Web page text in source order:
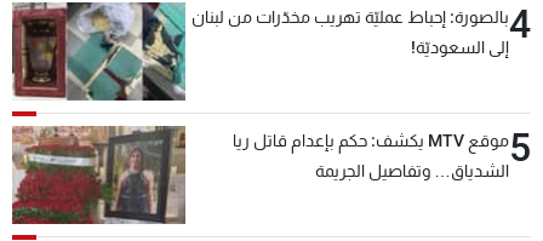
4بالصورة: إحباط عمليّة تهريب مخدّرات من لبنان
إلى السعوديّة!
5
موقع MTV يكشف: حكم بإعدام قاتل ريا
الشدياق… وتفاصيل الجريمة